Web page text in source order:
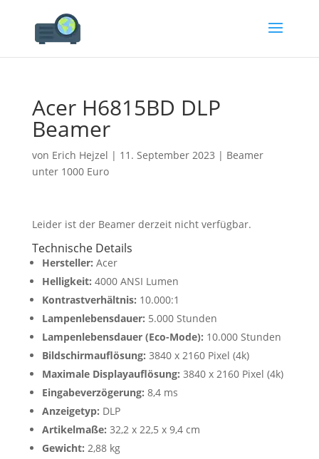
Acer H6815BD DLP
Beamer
von Erich Hejzel | 11. September 2023 | Beamer
unter 1000 Euro
Leider ist der Beamer derzeit nicht verfügbar.
Technische Details
Hersteller: Acer
Helligkeit: 4000 ANSI Lumen
Kontrastverhältnis: 10.000:1
Lampenlebensdauer: 5.000 Stunden
Lampenlebensdauer (Eco-Mode): 10.000 Stunden
Bildschirmauflösung: 3840 x 2160 Pixel (4k)
Maximale Displayauflösung: 3840 x 2160 Pixel (4k)
Eingabeverzögerung: 8,4 ms
Anzeigetyp: DLP
Artikelmaße: 32,2 x 22,5 x 9,4 cm
Gewicht: 2,88 kg